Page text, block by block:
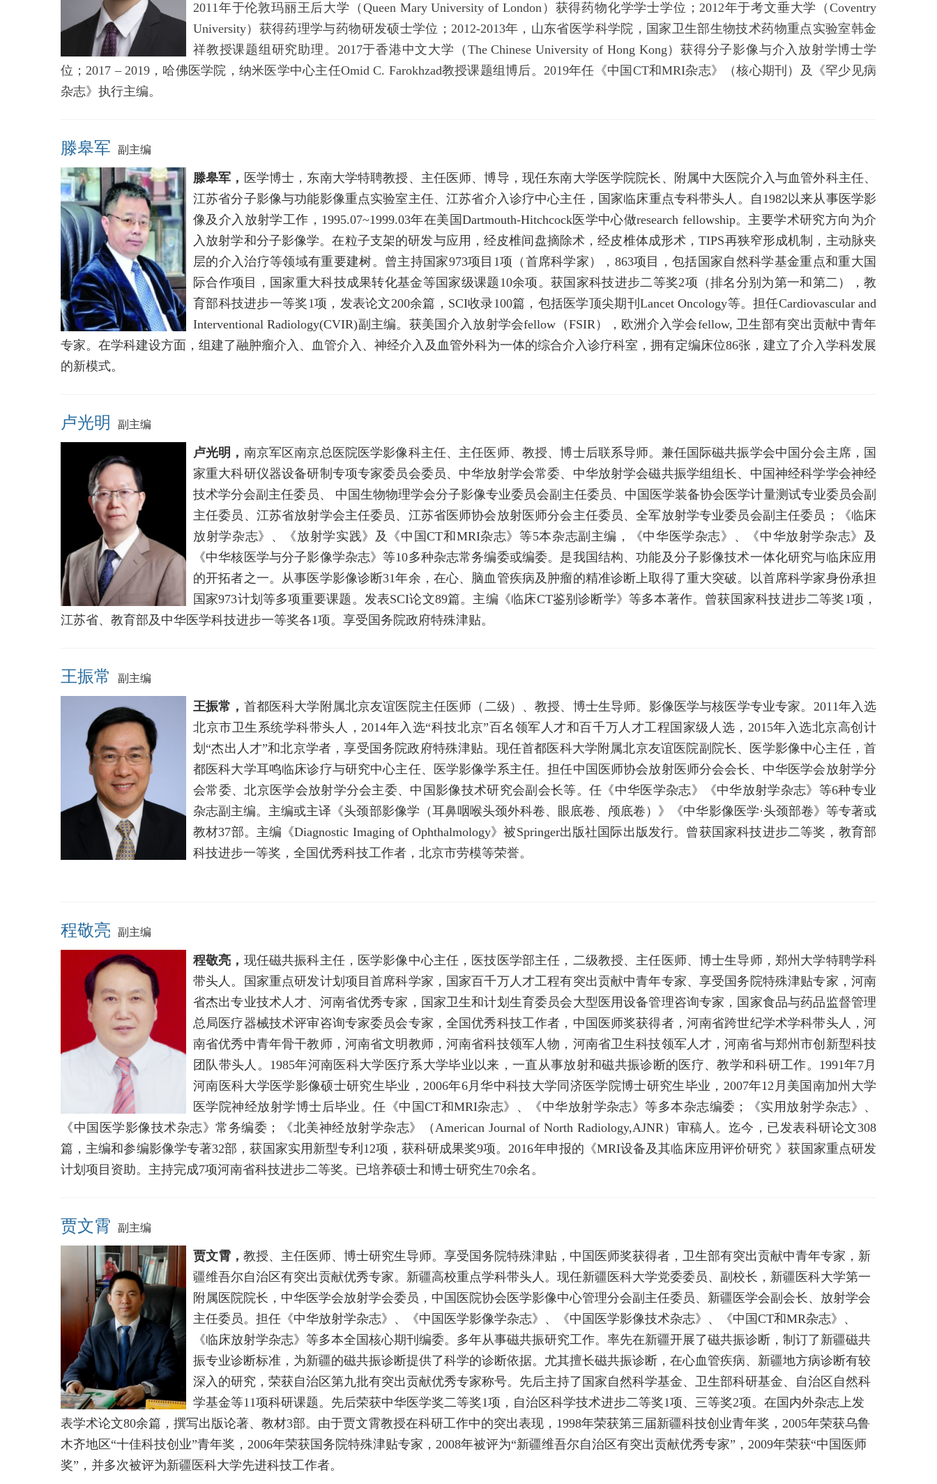
2011年于伦敦玛丽王后大学（Queen Mary University of London）获得药物化学学士学位；2012年于考文垂大学（Coventry
University）获得药理学与药物研发硕士学位；2012-2013年，山东省医学科学院，国家卫生部生物技术药物重点实验室韩金
祥教授课题组研究助理。2017于香港中文大学（The Chinese University of Hong Kong）获得分子影像与介入放射学博士学
位；2017 – 2019，哈佛医学院，纳米医学中心主任Omid C. Farokhzad教授课题组博后。2019年任《中国CT和MRI杂志》（核心期刊）及《罕少见病
杂志》执行主编。
滕皋军 副主编
滕皋军， 医学博士，东南大学特聘教授、主任医师、博导，现任东南大学医学院院长、附属中大医院介入与血管外科主任、
江苏省分子影像与功能影像重点实验室主任、江苏省介入诊疗中心主任，国家临床重点专科带头人。自1982以来从事医学影
像及介入放射学工作，1995.07~1999.03年在美国Dartmouth-Hitchcock医学中心做research fellowship。主要学术研究方向为介
入放射学和分子影像学。在粒子支架的研发与应用，经皮椎间盘摘除术，经皮椎体成形术，TIPS再狭窄形成机制，主动脉夹
层的介入治疗等领域有重要建树。曾主持国家973项目1项（首席科学家），863项目，包括国家自然科学基金重点和重大国
际合作项目，国家重大科技成果转化基金等国家级课题10余项。获国家科技进步二等奖2项（排名分别为第一和第二），教
育部科技进步一等奖1项，发表论文200余篇，SCI收录100篇，包括医学顶尖期刊Lancet Oncology等。担任Cardiovascular and
Interventional Radiology(CVIR)副主编。获美国介入放射学会fellow（FSIR），欧洲介入学会fellow, 卫生部有突出贡献中青年
专家。在学科建设方面，组建了融肿瘤介入、血管介入、神经介入及血管外科为一体的综合介入诊疗科室，拥有定编床位86张，建立了介入学科发展
的新模式。
卢光明 副主编
卢光明， 南京军区南京总医院医学影像科主任、主任医师、教授、博士后联系导师。兼任国际磁共振学会中国分会主席，国
家重大科研仪器设备研制专项专家委员会委员、中华放射学会常委、中华放射学会磁共振学组组长、中国神经科学学会神经
技术学分会副主任委员、 中国生物物理学会分子影像专业委员会副主任委员、中国医学装备协会医学计量测试专业委员会副
主任委员、江苏省放射学会主任委员、江苏省医师协会放射医师分会主任委员、全军放射学专业委员会副主任委员；《临床
放射学杂志》、《放射学实践》及《中国CT和MRI杂志》等5本杂志副主编，《中华医学杂志》、《中华放射学杂志》及
《中华核医学与分子影像学杂志》等10多种杂志常务编委或编委。是我国结构、功能及分子影像技术一体化研究与临床应用
的开拓者之一。从事医学影像诊断31年余，在心、脑血管疾病及肿瘤的精准诊断上取得了重大突破。以首席科学家身份承担
国家973计划等多项重要课题。发表SCI论文89篇。主编《临床CT鉴别诊断学》等多本著作。曾获国家科技进步二等奖1项，
江苏省、教育部及中华医学科技进步一等奖各1项。享受国务院政府特殊津贴。
王振常 副主编
王振常， 首都医科大学附属北京友谊医院主任医师（二级）、教授、博士生导师。影像医学与核医学专业专家。2011年入选
北京市卫生系统学科带头人，2014年入选“科技北京”百名领军人才和百千万人才工程国家级人选，2015年入选北京高创计
划“杰出人才”和北京学者，享受国务院政府特殊津贴。现任首都医科大学附属北京友谊医院副院长、医学影像中心主任，首
都医科大学耳鸣临床诊疗与研究中心主任、医学影像学系主任。担任中国医师协会放射医师分会会长、中华医学会放射学分
会常委、北京医学会放射学分会主委、中国影像技术研究会副会长等。任《中华医学杂志》《中华放射学杂志》等6种专业
杂志副主编。主编或主译《头颈部影像学（耳鼻咽喉头颈外科卷、眼底卷、颅底卷）》《中华影像医学·头颈部卷》等专著或
教材37部。主编《Diagnostic Imaging of Ophthalmology》被Springer出版社国际出版发行。曾获国家科技进步二等奖，教育部
科技进步一等奖，全国优秀科技工作者，北京市劳模等荣誉。
程敬亮 副主编
程敬亮， 现任磁共振科主任，医学影像中心主任，医技医学部主任，二级教授、主任医师、博士生导师，郑州大学特聘学科
带头人。国家重点研发计划项目首席科学家，国家百千万人才工程有突出贡献中青年专家、享受国务院特殊津贴专家，河南
省杰出专业技术人才、河南省优秀专家，国家卫生和计划生育委员会大型医用设备管理咨询专家，国家食品与药品监督管理
总局医疗器械技术评审咨询专家委员会专家，全国优秀科技工作者，中国医师奖获得者，河南省跨世纪学术学科带头人，河
南省优秀中青年骨干教师，河南省文明教师，河南省科技领军人物，河南省卫生科技领军人才，河南省与郑州市创新型科技
团队带头人。1985年河南医科大学医疗系大学毕业以来，一直从事放射和磁共振诊断的医疗、教学和科研工作。1991年7月
河南医科大学医学影像硕士研究生毕业，2006年6月华中科技大学同济医学院博士研究生毕业，2007年12月美国南加州大学
医学院神经放射学博士后毕业。任《中国CT和MRI杂志》、《中华放射学杂志》等多本杂志编委；《实用放射学杂志》、
《中国医学影像技术杂志》常务编委；《北美神经放射学杂志》（American Journal of North Radiology,AJNR）审稿人。迄今，已发表科研论文308
篇，主编和参编影像学专著32部，获国家实用新型专利12项，获科研成果奖9项。2016年申报的《MRI设备及其临床应用评价研究 》获国家重点研发
计划项目资助。主持完成7项河南省科技进步二等奖。已培养硕士和博士研究生70余名。
贾文霄 副主编
贾文霄， 教授、主任医师、博士研究生导师。享受国务院特殊津贴，中国医师奖获得者，卫生部有突出贡献中青年专家，新
疆维吾尔自治区有突出贡献优秀专家。新疆高校重点学科带头人。现任新疆医科大学党委委员、副校长，新疆医科大学第一
附属医院院长，中华医学会放射学会委员，中国医院协会医学影像中心管理分会副主任委员、新疆医学会副会长、放射学会
主任委员。担任《中华放射学杂志》、《中国医学影像学杂志》、《中国医学影像技术杂志》、《中国CT和MR杂志》、
《临床放射学杂志》等多本全国核心期刊编委。多年从事磁共振研究工作。率先在新疆开展了磁共振诊断，制订了新疆磁共
振专业诊断标准，为新疆的磁共振诊断提供了科学的诊断依据。尤其擅长磁共振诊断，在心血管疾病、新疆地方病诊断有较
深入的研究，荣获自治区第九批有突出贡献优秀专家称号。先后主持了国家自然科学基金、卫生部科研基金、自治区自然科
学基金等11项科研课题。先后荣获中华医学奖二等奖1项，自治区科学技术进步二等奖1项、三等奖2项。在国内外杂志上发
表学术论文80余篇，撰写出版论著、教材3部。由于贾文霄教授在科研工作中的突出表现，1998年荣获第三届新疆科技创业青年奖，2005年荣获乌鲁
木齐地区“十佳科技创业”青年奖，2006年荣获国务院特殊津贴专家，2008年被评为“新疆维吾尔自治区有突出贡献优秀专家”，2009年荣获“中国医师
奖”，并多次被评为新疆医科大学先进科技工作者。